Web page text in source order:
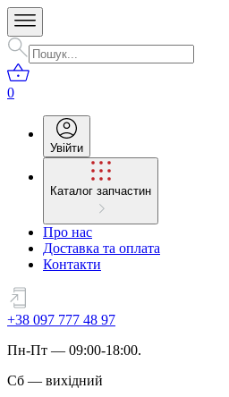
0
Увійти
Каталог запчастин
Про нас
Доставка та оплата
Контакти
+38 097 777 48 97
Пн-Пт — 09:00-18:00.
Сб — вихідний